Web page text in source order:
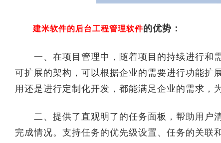
建米软件的后台工程管理软件的优势：
一、在项目管理中，随着项目的持续进行和
可扩展的架构，可以根据企业的需要进行功能扩
用还是进行定制化开发，都能满足企业的需求，
二、提供了直观明了的任务面板，帮助用户
完成情况。支持任务的优先级设置、任务的关联